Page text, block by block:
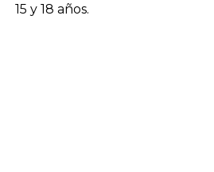
15 y 18 años.